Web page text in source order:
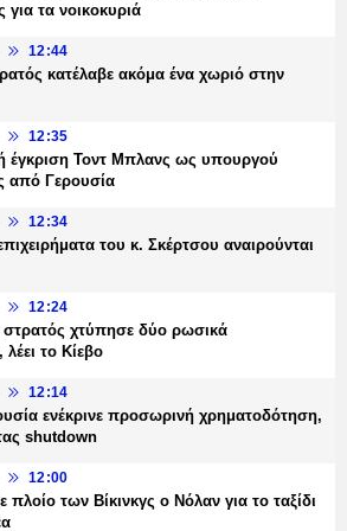
για τα νοικοκυριά
12:44
κατέλαβε ακόμα ένα χωριό στην
12:35
έγκριση Τοντ Μπλανς ως υπουργού
από Γερουσία
12:34
του κ. Σκέρτσου αναιρούνται
12:24
στρατός χτύπησε δύο ρωσικά
λέει το Κίεβο
12:14
ενέκρινε προσωρινή χρηματοδότηση,
shutdown
12:00
πλοίο των Βίκινκγς ο Νόλαν για το ταξίδι